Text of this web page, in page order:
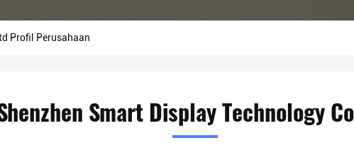
Profil Perusahaan
Smart Display Technology